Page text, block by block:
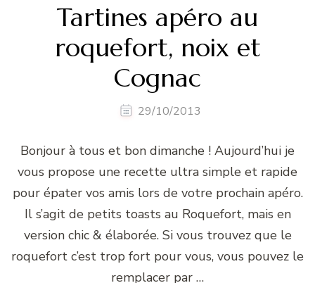
Tartines apéro au
roquefort, noix et
Cognac
29/10/2013
Bonjour à tous et bon dimanche ! Aujourd’hui je
vous propose une recette ultra simple et rapide
pour épater vos amis lors de votre prochain apéro.
Il s’agit de petits toasts au Roquefort, mais en
version chic & élaborée. Si vous trouvez que le
roquefort c’est trop fort pour vous, vous pouvez le
remplacer par …